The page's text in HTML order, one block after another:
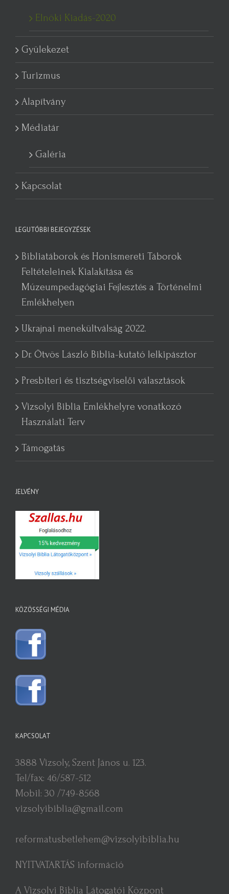
Elnöki Kiadás-2020
Gyülekezet
Turizmus
Alapítvány
Médiatár
Galéria
Kapcsolat
LEGUTÓBBI BEJEGYZÉSEK
Bibliatáborok és Honismereti Táborok
Feltételeinek Kialakítása és
Múzeumpedagógiai Fejlesztés a Történelmi
Emlékhelyen
Ukrajnai menekültválság 2022.
Dr. Ötvös László Biblia-kutató lelkipásztor
Presbiteri és tisztségviselői választások
Vizsolyi Biblia Emlékhelyre vonatkozó
Használati Terv
Támogatás
JELVÉNY
KÖZÖSSÉGI MÉDIA
KAPCSOLAT
3888 Vizsoly, Szent János u. 123.
Tel/fax: 46/587-512
Mobil: 30 /749-8568
vizsolyibiblia@gmail.com
reformatusbetlehem@vizsolyibiblia.hu
NYITVATARTÁS információ
A Vizsolyi Biblia Látogatói Központ